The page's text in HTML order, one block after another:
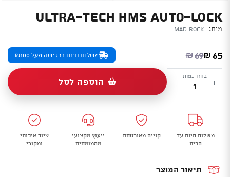
ULTRA-TECH HMS AUTO-LOCK
מותג: Mad Rock
₪ 69
המחיר המקורי היה: ₪69.
₪ 65
המחיר הנוכחי הוא: ₪65. משלוח חינם ברכישה מעל ₪100
+
כמות
של
Tech
HMS
Auto-
בחרו כמות
- הוספה לסל
משלוח חינם עד
הבית
קנייה מאובטחת
ייעוץ מקצועי
מהמומחים
ציוד איכותי
ומקורי
תיאור המוצר